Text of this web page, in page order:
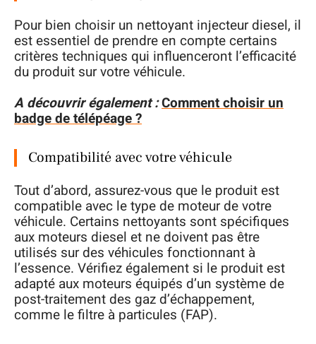
Pour bien choisir un nettoyant injecteur diesel, il
est essentiel de prendre en compte certains
critères techniques qui influenceront l’efficacité
du produit sur votre véhicule.
A découvrir également :Comment choisir un
badge de télépéage ?
Compatibilité avec votre véhicule
Tout d’abord, assurez-vous que le produit est
compatible avec le type de moteur de votre
véhicule. Certains nettoyants sont spécifiques
aux moteurs diesel et ne doivent pas être
utilisés sur des véhicules fonctionnant à
l’essence. Vérifiez également si le produit est
adapté aux moteurs équipés d’un système de
post-traitement des gaz d’échappement,
comme le filtre à particules (FAP).